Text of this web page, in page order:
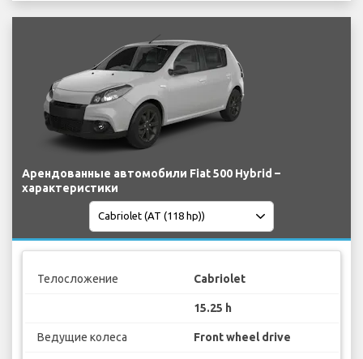
Арендованные автомобили Fiat 500 Hybrid –
характеристики
Телосложение Cabriolet
15.25 h
Ведущие колеса Front wheel drive